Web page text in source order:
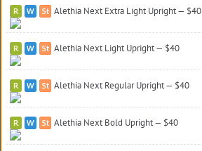
Alethia Next Extra Light Upright — $40
Alethia Next Light Upright — $40
Alethia Next Regular Upright — $40
Alethia Next Bold Upright — $40